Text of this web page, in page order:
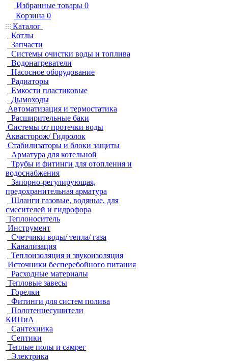
Избранные товары 0
Корзина 0
Каталог
Котлы
Запчасти
Системы очистки воды и топлива
Водонагреватели
Насосное оборудование
Радиаторы
Емкости пластиковые
Дымоходы
Автоматизация и термостатика
Расширительные баки
Системы от протечки воды
Аквасторож/ Гидролок
Стабилизаторы и блоки защиты
Арматура для котельной
Трубы и фитинги для отопления и
водоснабжения
Запорно-регулирующая,
предохранительная арматура
Шланги газовые, водяные, для
смесителей и гидрофора
Теплоноситель
Инструмент
Счетчики воды/ тепла/ газа
Канализация
Теплоизоляция и звукоизоляция
Источники бесперебойного питания
Расходные материалы
Тепловые завесы
Горелки
Фитинги для систем полива
Полотенцесушители
КИПиА
Сантехника
Септики
Теплые полы и самрег
Электрика